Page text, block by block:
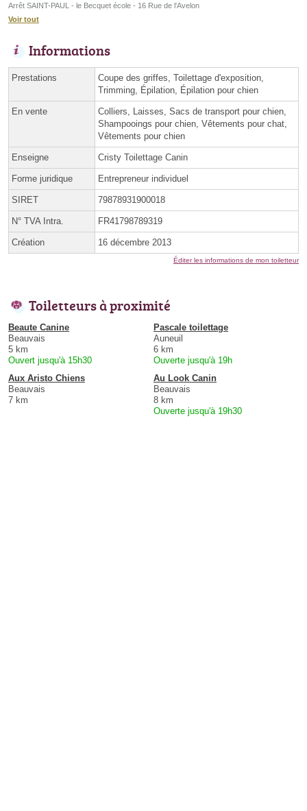
Arrêt SAINT-PAUL - le Becquet école - 16 Rue de l'Avelon
Voir tout
Informations
Prestations
Coupe des griffes, Toilettage d'exposition,
Trimming, Épilation, Épilation pour chien
En vente
Colliers, Laisses, Sacs de transport pour chien,
Shampooings pour chien, Vêtements pour chat,
Vêtements pour chien
Enseigne Cristy Toilettage Canin
Forme juridique Entrepreneur individuel
SIRET 79878931900018
N° TVA Intra. FR41798789319
Création 16 décembre 2013
Éditer les informations de mon toiletteur
Toiletteurs à proximité
Beaute Canine
Beauvais
5 km
Ouvert jusqu'à 15h30
Pascale toilettage
Auneuil
6 km
Ouverte jusqu'à 19h
Aux Aristo Chiens
Beauvais
7 km
Au Look Canin
Beauvais
8 km
Ouverte jusqu'à 19h30